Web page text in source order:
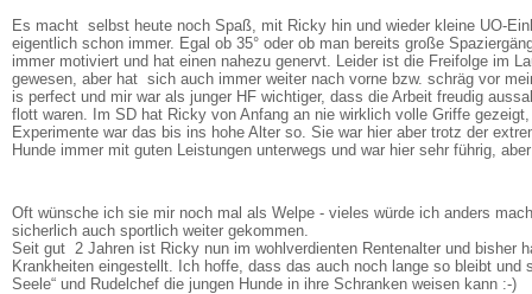
Es macht selbst heute noch Spaß, mit Ricky hin und wieder kleine UO-
eigentlich schon immer. Egal ob 35° oder ob man bereits große
immer motiviert und hat einen nahezu genervt. Leider ist die Freifolge im
gewesen, aber hat sich auch immer weiter nach vorne bzw. schräg vor
is perfect und mir war als junger HF wichtiger, dass die Arbeit freudig
flott waren. Im SD hat Ricky von Anfang an nie wirklich volle Griffe
Experimente war das bis ins hohe Alter so. Sie war hier aber trotz der
Hunde immer mit guten Leistungen unterwegs und war hier sehr führig,
Oft wünsche ich sie mir noch mal als Welpe - vieles würde ich anders
sicherlich auch sportlich weiter gekommen.
Seit gut 2 Jahren ist Ricky nun im wohlverdienten Rentenalter und bisher
Krankheiten eingestellt. Ich hoffe, dass das auch noch lange so bleibt und
Seele“ und Rudelchef die jungen Hunde in ihre Schranken weisen kann :-)